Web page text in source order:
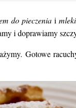
do pieczeniai
i doprawiamy
Gotowe